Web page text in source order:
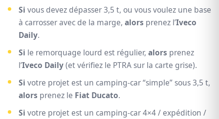
Si vous devez dépasser 3,5 t, ou vous voulez une base
à carrosser avec de la marge, alors prenez l’Iveco
Daily.
Si le remorquage lourd est régulier, alors prenez
l’Iveco Daily(et vérifiez le PTRA sur la carte grise).
Si votre projet est un camping-car “simple” sous 3,5 t,
alors prenez le Fiat Ducato.
Si votre projet est un camping-car 4×4 / expédition /